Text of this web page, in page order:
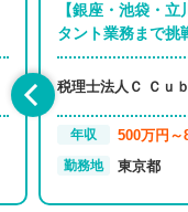
【銀座・池袋・
タント業務まで
税理士法人Ｃ Ｃｕ
年収 500万円～
勤務地 東京都